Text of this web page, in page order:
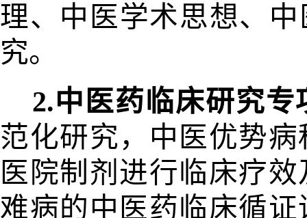
理、中医学术思想、
究。
2.中医药临床研究专
范化研究，中医优势
医院制剂进行临床疗
难病的中医药临床循